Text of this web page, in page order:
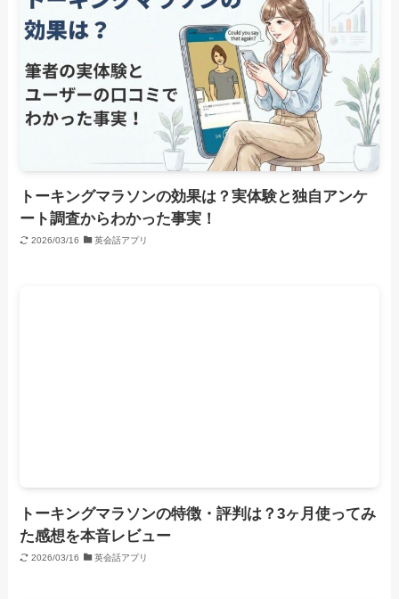
トーキングマラソンの効果は？実体験と独自アンケ
ート調査からわかった事実！
2026/03/16 英会話アプリ
トーキングマラソンの特徴・評判は？3ヶ月使ってみ
た感想を本音レビュー
2026/03/16 英会話アプリ